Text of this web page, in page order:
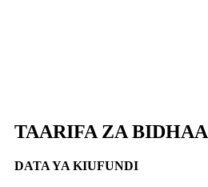
TAARIFA ZA BIDHAA
DATA YA KIUFUNDI